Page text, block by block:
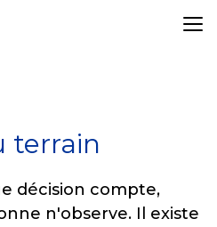
terrain
décision compte,
n'observe. Il existe